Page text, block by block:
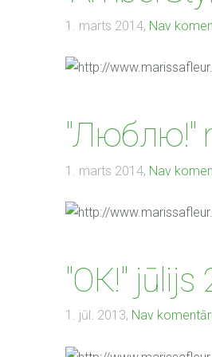
1. marts 2014, Nav
"Люблю!"
1. marts 2014, Nav
"ОК!" jūlijs
1. jūl. 2013, Nav